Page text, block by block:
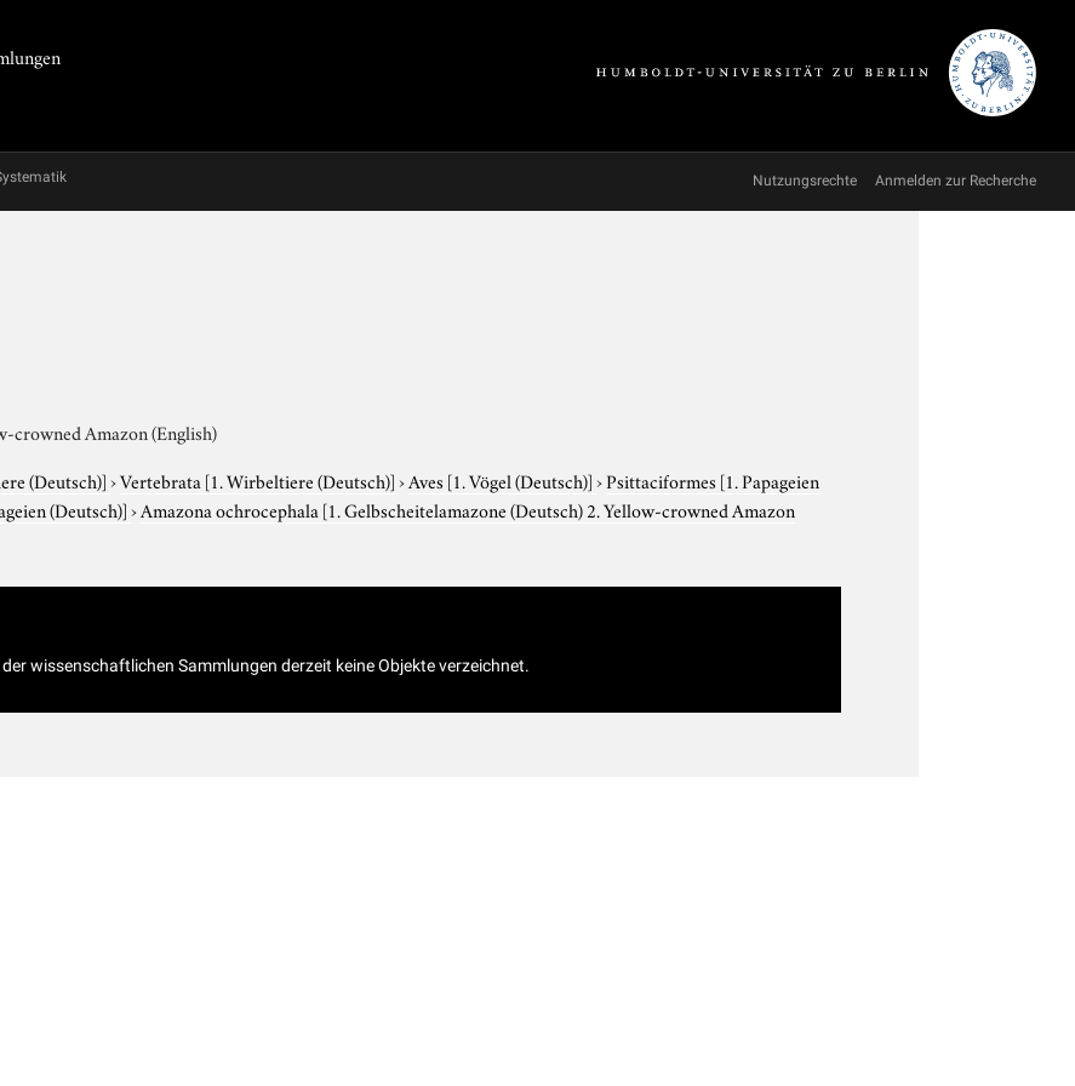
Nutzungsrechte Anmelden zur Recherche
crowned Amazon (English)
(Deutsch)]›Vertebrata [1. Wirbeltiere (Deutsch)]›Aves [1. Vögel (Deutsch)]›Psittaciformes [1. Papageien
(Deutsch)]›Amazona ochrocephala [1. Gelbscheitelamazone (Deutsch) 2. Yellow-crowned Amazon
wissenschaftlichen Sammlungen derzeit keine Objekte verzeichnet.